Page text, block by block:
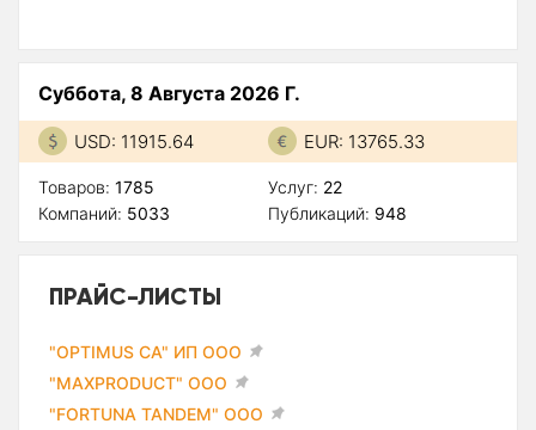
Суббота, 8 Августа 2026 Г.
USD: 11915.64 EUR: 13765.33
Товаров: 1785
Компаний: 5033
Услуг: 22
Публикаций: 948
ПРАЙС-ЛИСТЫ
"OPTIMUS CA" ИП ООО
"MAXPRODUCT" ООО
"FORTUNA TANDEM" ООО